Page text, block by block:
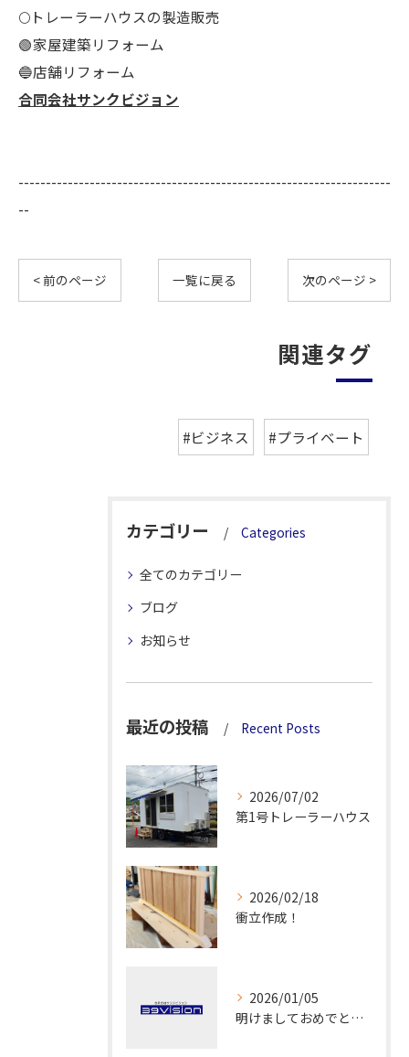
🌕️トレーラーハウスの製造販売
🟢家屋建築リフォーム
🔵店舗リフォーム
合同会社サンクビジョン
--------------------------------------------------------------------
--
< 前のページ 一覧に戻る 次のページ >
関連タグ
#ビジネス #プライベート
カテゴリー Categories
全てのカテゴリー
ブログ
お知らせ
最近の投稿 Recent Posts
2026/07/02
第1号トレーラーハウス
2026/02/18
衝立作成！
2026/01/05
明けましておめでとうございます！